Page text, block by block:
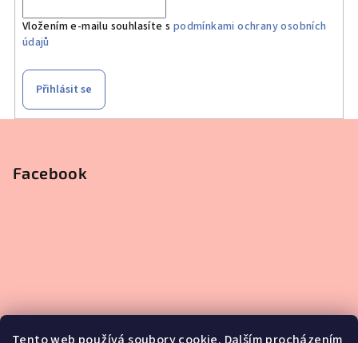
Vložením e-mailu souhlasíte s podmínkami ochrany osobních
údajů
Přihlásit se
Facebook